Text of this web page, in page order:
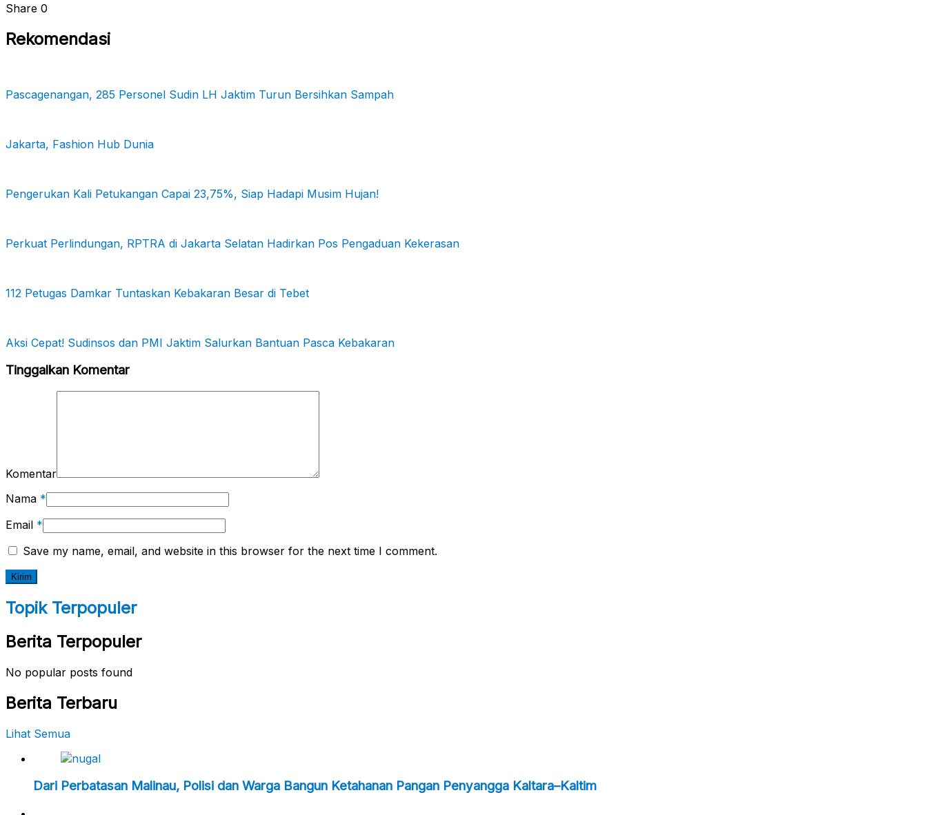
Share 0
Rekomendasi
Pascagenangan, 285 Personel Sudin LH Jaktim Turun Bersihkan Sampah
Jakarta, Fashion Hub Dunia
Pengerukan Kali Petukangan Capai 23,75%, Siap Hadapi Musim Hujan!
Perkuat Perlindungan, RPTRA di Jakarta Selatan Hadirkan Pos Pengaduan Kekerasan
112 Petugas Damkar Tuntaskan Kebakaran Besar di Tebet
Aksi Cepat! Sudinsos dan PMI Jaktim Salurkan Bantuan Pasca Kebakaran
Tinggalkan Komentar
Komentar
Nama *
Email *
Save my name, email, and website in this browser for the next time I comment.
Topik Terpopuler
Berita Terpopuler
No popular posts found
Berita Terbaru
Lihat Semua
Dari Perbatasan Malinau, Polisi dan Warga Bangun Ketahanan Pangan Penyangga Kaltara–Kaltim